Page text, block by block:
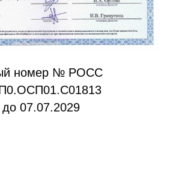
номер № РОСС
07.07.2029